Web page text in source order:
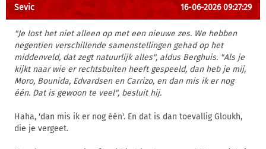
Sevic 16-06-2026 09:27:29
"Je lost het niet alleen op met een nieuwe zes. We hebben
negentien verschillende samenstellingen gehad op het
middenveld, dat zegt natuurlijk alles", aldus Berghuis. "Als je
kijkt naar wie er rechtsbuiten heeft gespeeld, dan heb je mij,
Moro, Bounida, Edvardsen en Carrizo, en dan mis ik er nog
één. Dat is gewoon te veel", besluit hij.
Haha, 'dan mis ik er nog één'. En dat is dan toevallig Gloukh,
die je vergeet.